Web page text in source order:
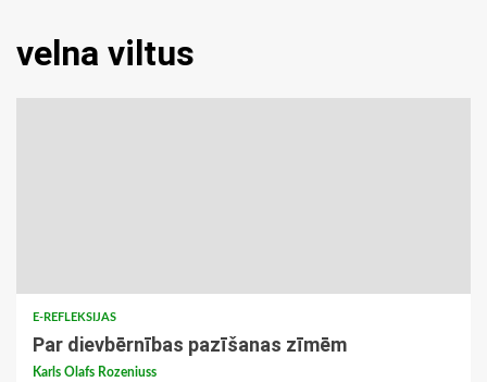
velna viltus
E-REFLEKSIJAS
Par dievbērnības pazīšanas zīmēm
Karls Olafs Rozeniuss